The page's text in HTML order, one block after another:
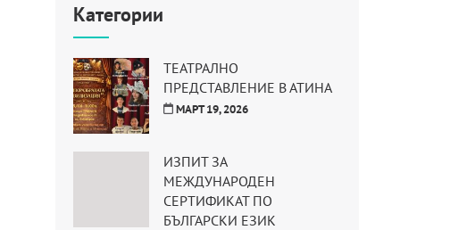
Категории
ТЕАТРАЛНО
ПРЕДСТАВЛЕНИЕ В АТИНА
МАРТ 19, 2026
ИЗПИТ ЗА
МЕЖДУНАРОДЕН
СЕРТИФИКАТ ПО
БЪЛГАРСКИ ЕЗИК